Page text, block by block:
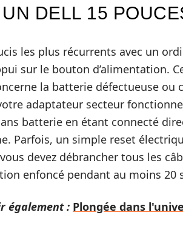
DELL 15
les plus récurrents avec un
sur le bouton d’alimentation.
la batterie défectueuse
adaptateur secteur
batterie en étant connecté
Parfois, un simple reset
devez débrancher tous les
enfoncé pendant au moins 20
également : Plongée dans